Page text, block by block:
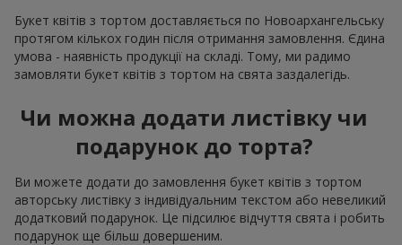
Букет квітів з тортом доставляється по Новоархангельську
протягом кількох годин після отримання замовлення. Єдина
умова - наявність продукції на складі. Тому, ми радимо
замовляти букет квітів з тортом на свята заздалегідь.
Чи можна додати листівку чи
подарунок до торта?
Ви можете додати до замовлення букет квітів з тортом
авторську листівку з індивідуальним текстом або невеликий
додатковий подарунок. Це підсилює відчуття свята і робить
подарунок ще більш довершеним.